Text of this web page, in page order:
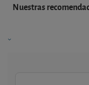
Nuestras